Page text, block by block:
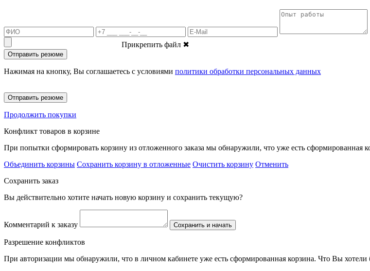
Прикрепить файл ✖
Отправить резюме
Нажимая на кнопку, Вы соглашаетесь с условиями политики обработки персональных данных
Отправить резюме
Продолжить покупки
Конфликт товаров в корзине
При попытки сформировать корзину из отложенного заказа мы обнаружили, что уже есть сформированная
Объединить корзины Сохранить корзину в отложенные Очистить корзину Отменить
Сохранить заказ
Вы действительно хотите начать новую корзину и сохранить текущую?
Комментарий к заказу Сохранить и начать
Разрешение конфликтов
При авторизации мы обнаружили, что в личном кабинете уже есть сформированная корзина. Что Вы хотели